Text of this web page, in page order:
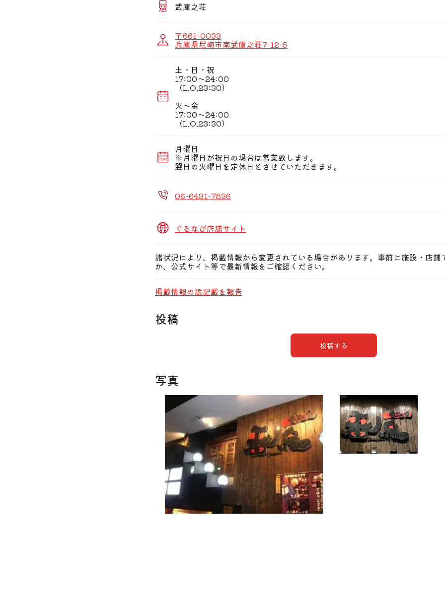
宴会は3種類のコース(焼き鳥コース・鶏鍋コース《11月〜3月》・二次会コース)
ご用意。ご来店をお待ちしております。
武庫之荘
〒661-0033
兵庫県尼崎市南武庫之荘7-12-5
土・日・祝
17:00〜24:00
（L.O.23:30）
火〜金
17:00〜24:00
（L.O.23:30）
月曜日
※月曜日が祝日の場合は営業致します。
翌日の火曜日を定休日とさせていただきます。
06-6431-7836
ぐるなび店舗サイト
諸状況により、掲載情報から変更されている場合があります。事前に施設・店舗
か、公式サイト等で最新情報をご確認ください。
掲載情報の誤記載を報告
投稿
投稿する
写真